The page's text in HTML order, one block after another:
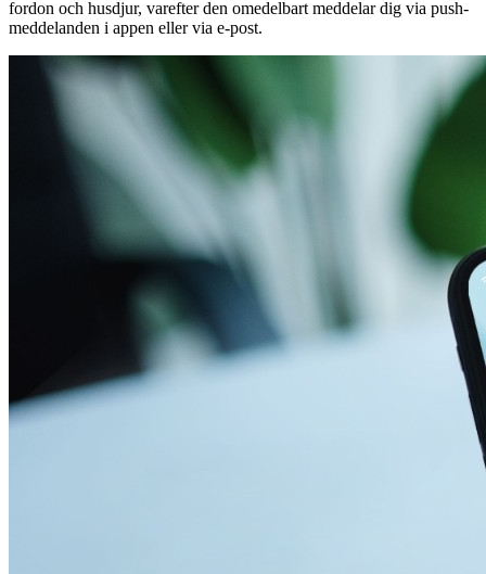
fordon och husdjur, varefter den omedelbart meddelar dig via push-
meddelanden i appen eller via e-post.